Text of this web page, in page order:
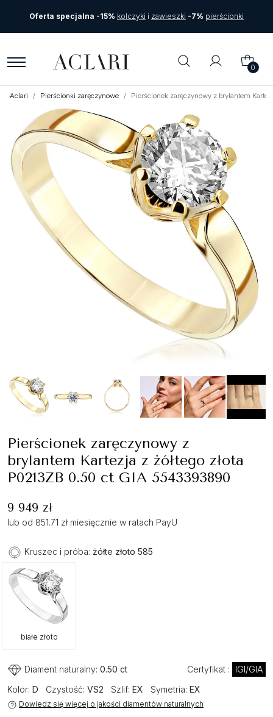
Oferta specjalna -15% kolczyki i zawieszki -7% pierścionki
0
Aclari Pierścionki zaręczynowe Pierścionek zaręczynowy z brylantem
Pierścionek zaręczynowy z
brylantem Kartezja z żółtego złota
P0213ZB 0.50 ct GIA 5543393890
9 949 zł
lub od 851.71 zł miesięcznie w ratach PayU
Kruszec i próba: żółte złoto 585
białe złoto
Diament naturalny: 0.50 ct Certyfikat :
IGI/GIA
Kolor: D Czystość: VS2 Szlif: EX Symetria: EX
Dowiedz się więcej o jakości diamentów naturalnych